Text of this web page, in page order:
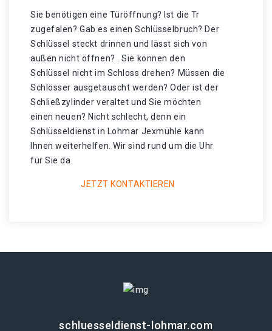
Sie benötigen eine Türöffnung? Ist die Tr
zugefalen? Gab es einen Schlüsselbruch? Der
Schlüssel steckt drinnen und lässt sich von
außen nicht öffnen? . Sie können den
Schlüssel nicht im Schloss drehen? Müssen die
Schlösser ausgetauscht werden? Oder ist der
Schließzylinder veraltet und Sie möchten
einen neuen? Nicht schlecht, denn ein
Schlüsseldienst in Lohmar Jexmühle kann
Ihnen weiterhelfen. Wir sind rund um die Uhr
für Sie da.
JETZT KONTAKTIEREN
schluesseldienst-lohmar.com